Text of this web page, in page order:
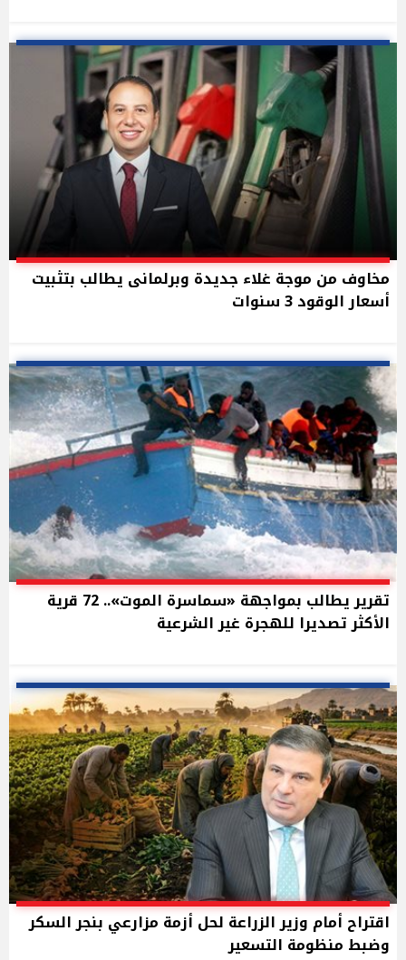
مخاوف من موجة غلاء جديدة وبرلمانى يطالب بتثبيت
أسعار الوقود 3 سنوات
تقرير يطالب بمواجهة «سماسرة الموت».. 72 قرية
الأكثر تصديرا للهجرة غير الشرعية
اقتراح أمام وزير الزراعة لحل أزمة مزارعي بنجر السكر
وضبط منظومة التسعير